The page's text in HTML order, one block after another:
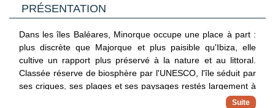
PRÉSENTATION
Dans les îles Baléares, Minorque occupe une place à part :
plus discrète que Majorque et plus paisible qu'Ibiza, elle
cultive un rapport plus préservé à la nature et au littoral.
Classée réserve de biosphère par l'UNESCO, l'île séduit par
ses criques, ses plages et ses paysages restés largement à